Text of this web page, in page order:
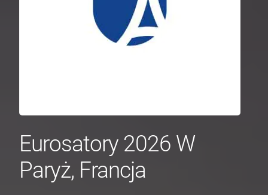
Eurosatory 2026 W
Paryż, Francja